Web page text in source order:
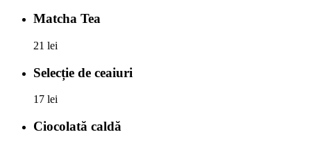
Matcha Tea
21 lei
Selecție de ceaiuri
17 lei
Ciocolată caldă